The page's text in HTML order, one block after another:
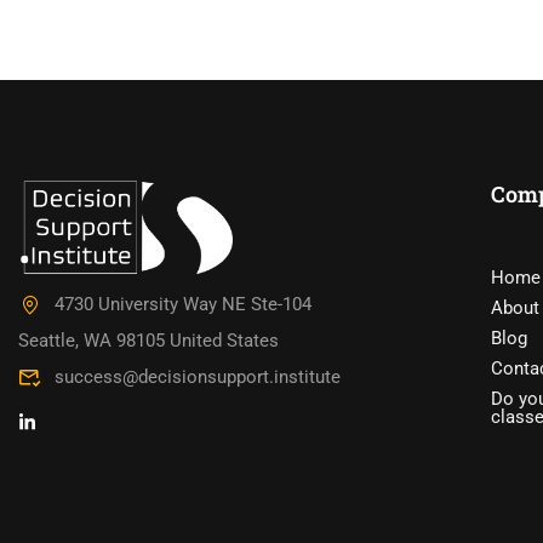
4730 University Way NE Ste-104
Seattle, WA 98105 United States
success@decisionsupport.institute
Home
About
Blog
Do
DO YOU
Have you accumulated a